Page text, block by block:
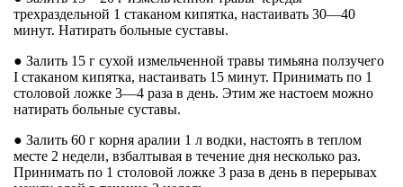
трехраздельной 1 стаканом кипятка, настаивать 30—40
минут. Натирать больные суставы.
● Залить 15 г сухой измельченной травы тимьяна ползучего
I стаканом кипятка, настаивать 15 минут. Принимать по 1
столовой ложке 3—4 раза в день. Этим же настоем можно
натирать больные суставы.
● Залить 60 г корня аралии 1 л водки, настоять в теплом
месте 2 недели, взбалтывая в течение дня несколько раз.
Принимать по 1 столовой ложке 3 раза в день в перерывах